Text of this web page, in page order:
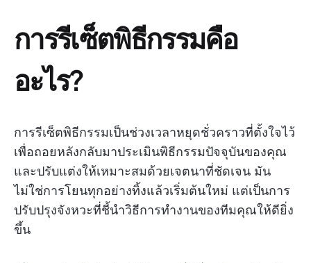
การรีเซ็ตพิธีกรรมคือ
อะไร?
การรีเซ็ตพิธีกรรมเป็นช่วงเวลาหยุดชั่วคราวที่ตั้งใจไว้
เพื่อถอยหลังกลับมาประเมินพิธีกรรมปัจจุบันของคุณ
และปรับแต่งให้เหมาะสมด้วยเจตนาที่ชัดเจน มัน
ไม่ใช่การโยนทุกอย่างทิ้งแล้วเริ่มต้นใหม่ แต่เป็นการ
ปรับปรุงจังหวะที่ชี้นำวิธีการทำงานของทีมคุณให้ดียิ่ง
ขึ้น